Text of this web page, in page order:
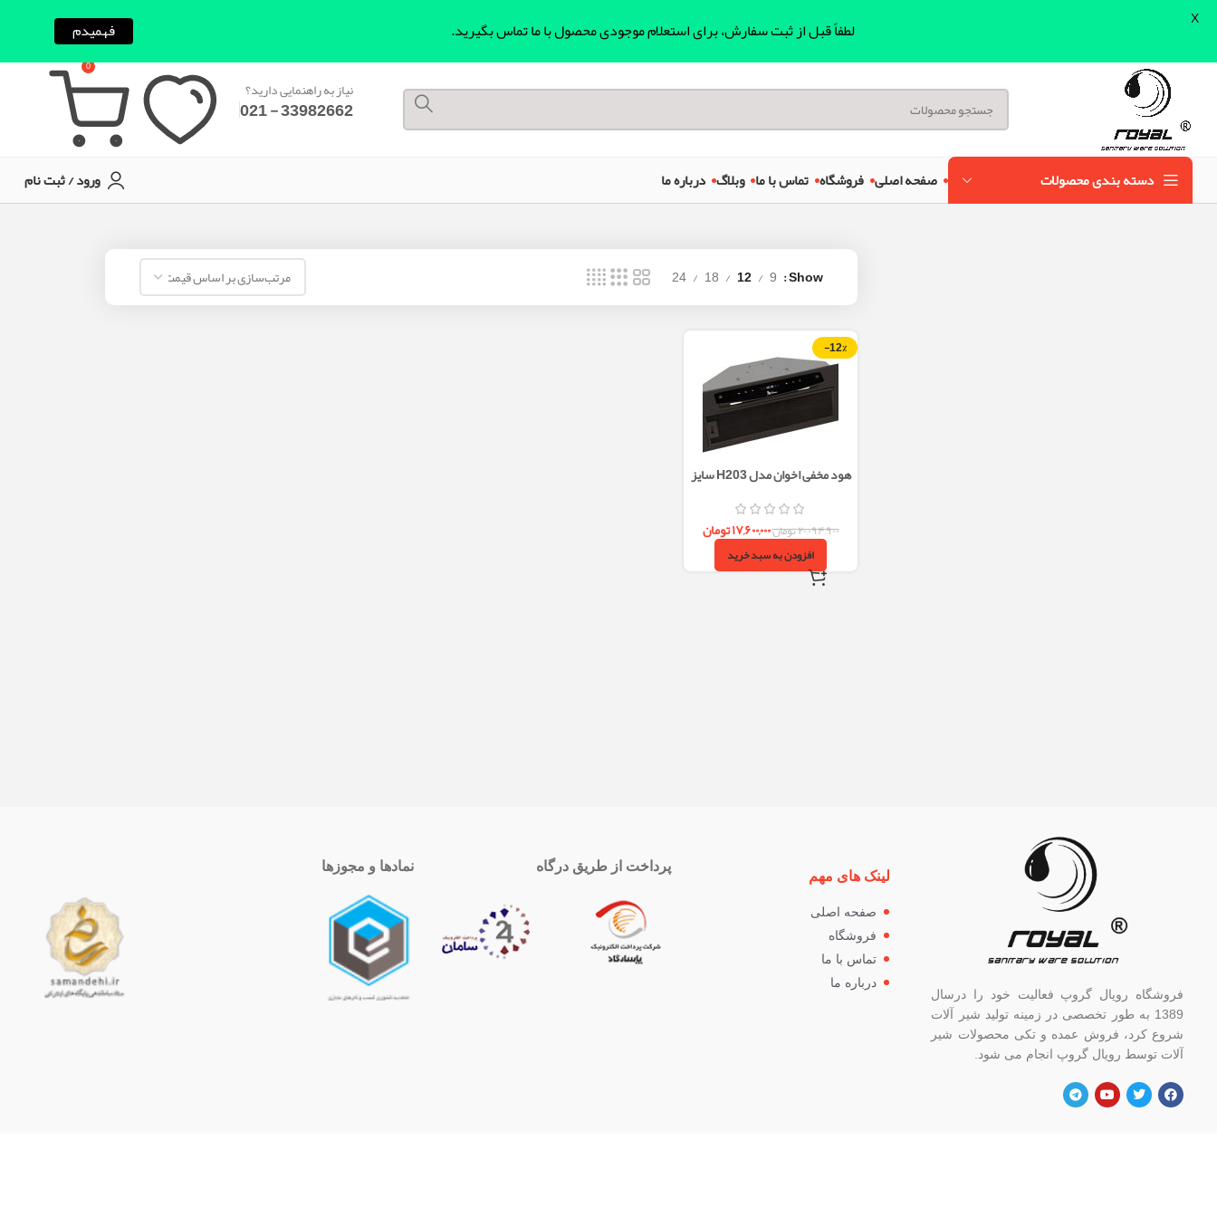
نیاز به راهنمایی دارید؟
33982662 - 021
0
دسته بندی محصولات صفحه اصلی فروشگاه تماس با ما وبلاگ درباره ما ورود / ثبت نام
Show
9
12
18
24
-12%
هود مخفی اخوان مدل H203 سایز
۲۰,۰۹۴,۹۰۰تومان۱۷,۶۰۰,۰۰۰تومان
افزودن به سبد خرید
فروشگاه رویال گروپ فعالیت خود را درسال
1389 به طور تخصصی در زمینه تولید شیر آلات
شروع کرد، فروش عمده و تکی محصولات شیر
آلات توسط رویال گروپ انجام می شود.
لینک های مهم
صفحه اصلی
فروشگاه
تماس با ما
درباره ما
پرداخت از طریق درگاه نمادها و مجوزها
لطفاً قبل از ثبت سفارش، برای استعلام موجودی محصول با ما تماس بگیرید. فهمیدم X